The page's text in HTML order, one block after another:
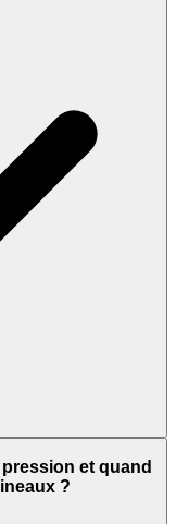
et quand
?